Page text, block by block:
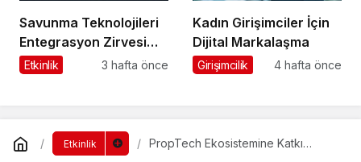
Savunma Teknolojileri
Entegrasyon Zirvesi
Ankara’da
Etkinlik 3 hafta önce
Kadın Girişimciler İçin
Dijital Markalaşma
Girişimcilik 4 hafta önce
Etkinlik
PropTech Ekosistemine Katkı